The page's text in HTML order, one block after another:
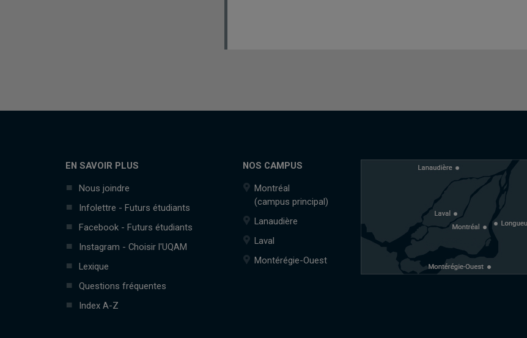
EN SAVOIR PLUS
Nous joindre
Infolettre - Futurs étudiants
Facebook - Futurs étudiants
Instagram - Choisir l'UQAM
Lexique
Questions fréquentes
Index A-Z
NOS CAMPUS
Montréal
(campus principal)
Lanaudière
Laval
Montérégie-Ouest